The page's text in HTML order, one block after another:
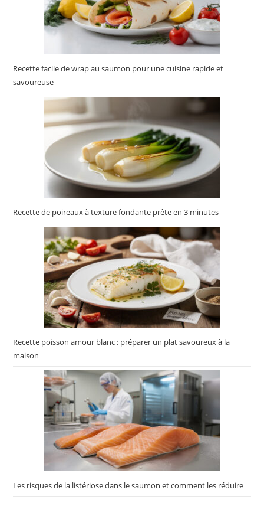
Recette facile de wrap au saumon pour une cuisine rapide et
savoureuse
Recette de poireaux à texture fondante prête en 3 minutes
Recette poisson amour blanc : préparer un plat savoureux à la
maison
Les risques de la listériose dans le saumon et comment les réduire